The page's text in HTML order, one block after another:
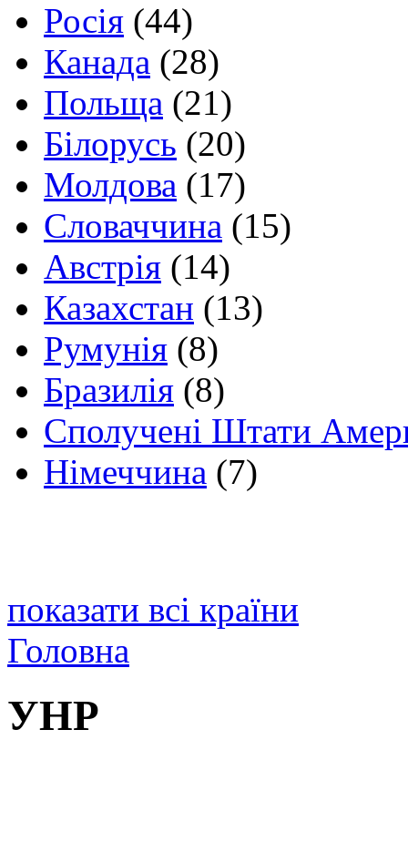
Росія (44)
Канада (28)
Польща (21)
Білорусь (20)
Молдова (17)
Словаччина (15)
Австрія (14)
Казахстан (13)
Румунія (8)
Бразилія (8)
Сполучені Штати
Німеччина (7)
показати всі країни
Головна
УНР